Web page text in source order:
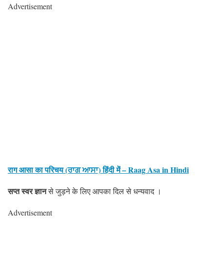
Advertisement
राग आसा का परिचय (ਰਾਗ ਆਸਾ) हिंदी में – Raag Asa in Hindi
सप्त स्वर ज्ञानसे जुड़ने के लिए आपका दिल से धन्यवाद ।
Advertisement